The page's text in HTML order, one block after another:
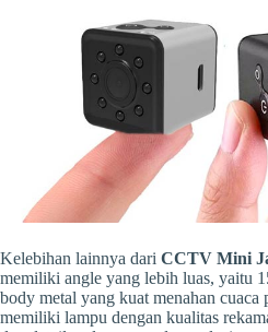
Kelebihan lainnya dari CCTV Mini
memiliki angle yang lebih luas, yaitu
body metal yang kuat menahan cuaca
memiliki lampu dengan kualitas